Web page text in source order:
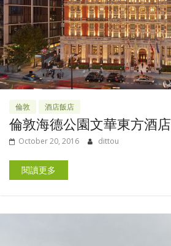
倫敦 酒店飯店
倫敦海德公園文華東方酒店
October 20, 2016 dittou
閱讀更多